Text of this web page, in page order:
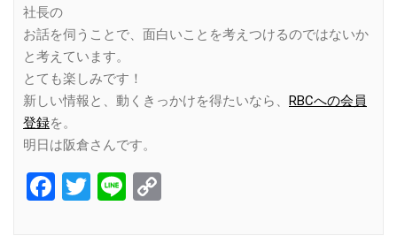
社長の
お話を伺うことで、面白いことを考えつけるのではないか
と考えています。
とても楽しみです！
新しい情報と、動くきっかけを得たいなら、 RBCへの会員
登録を。
明日は阪倉さんです。
Facebook
Twitter
Line